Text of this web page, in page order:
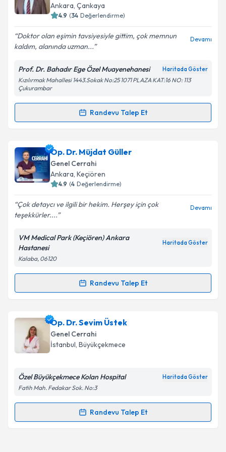
takvim hazırlandığında e-posta ile bilgilendireceğiz.
Kişisel verilerimin işlenmesine ilişkin
Aydınlatma
Metni'ni okudum ve kişisel verilerimin belirtilen
kapsamda işlenmesini kabul ediyorum.
Takvim Talebini Gönder
Ankara, Çankaya
4.9 (34 Değerlendirme)
Doktor olan eşimin tavsiyesiyle gittim, çok memnun
kaldım, alanında uzman...
Devamı
Prof. Dr. Bahadır Ege Özel Muayenehanesi Haritada Göster
Kızılırmak Mahallesi 1443.Sokak No:25 1071 PLAZA KAT:16 NO: 113
Çukurambar
Randevu Talep Et
Randevu Takvimi Talebi
Prof. Dr. Bahadır Egeiçin randevu takvimi talebi
oluşturun. Size bu uzmandan randevu almanız için bir
takvim hazırlandığında e-posta ile bilgilendireceğiz.
Kişisel verilerimin işlenmesine ilişkin
Aydınlatma
Metni
kapsamda işlenmesini kabul ediyorum.
Takvim Talebini Gönder
Op. Dr. Müjdat Güller
Genel Cerrahi
Ankara, Keçiören
4.9 (4 Değerlendirme)
Çok detaycı ve ilgili bir hekim. Herşey için çok
teşekkürler....
Devamı
VM Medical Park (Keçiören) Ankara
Hastanesi
Haritada Göster
Kalaba, 06120
Randevu Talep Et
Randevu Takvimi Talebi
Op. Dr. Müjdat Gülleriçin randevu takvimi talebi
oluşturun. Size bu uzmandan randevu almanız için bir
takvim hazırlandığında e-posta ile bilgilendireceğiz.
Kişisel verilerimin işlenmesine ilişkin
Metni'ni okudum ve kişisel verilerimin belirtilen
Op. Dr. Sevim Üstek
Genel Cerrahi
İstanbul, Büyükçekmece
Özel Büyükçekmece Kolan Hospital Haritada Göster
Fatih Mah. Fedakar Sok. No:3
Randevu Talep Et
Randevu Takvimi Talebi